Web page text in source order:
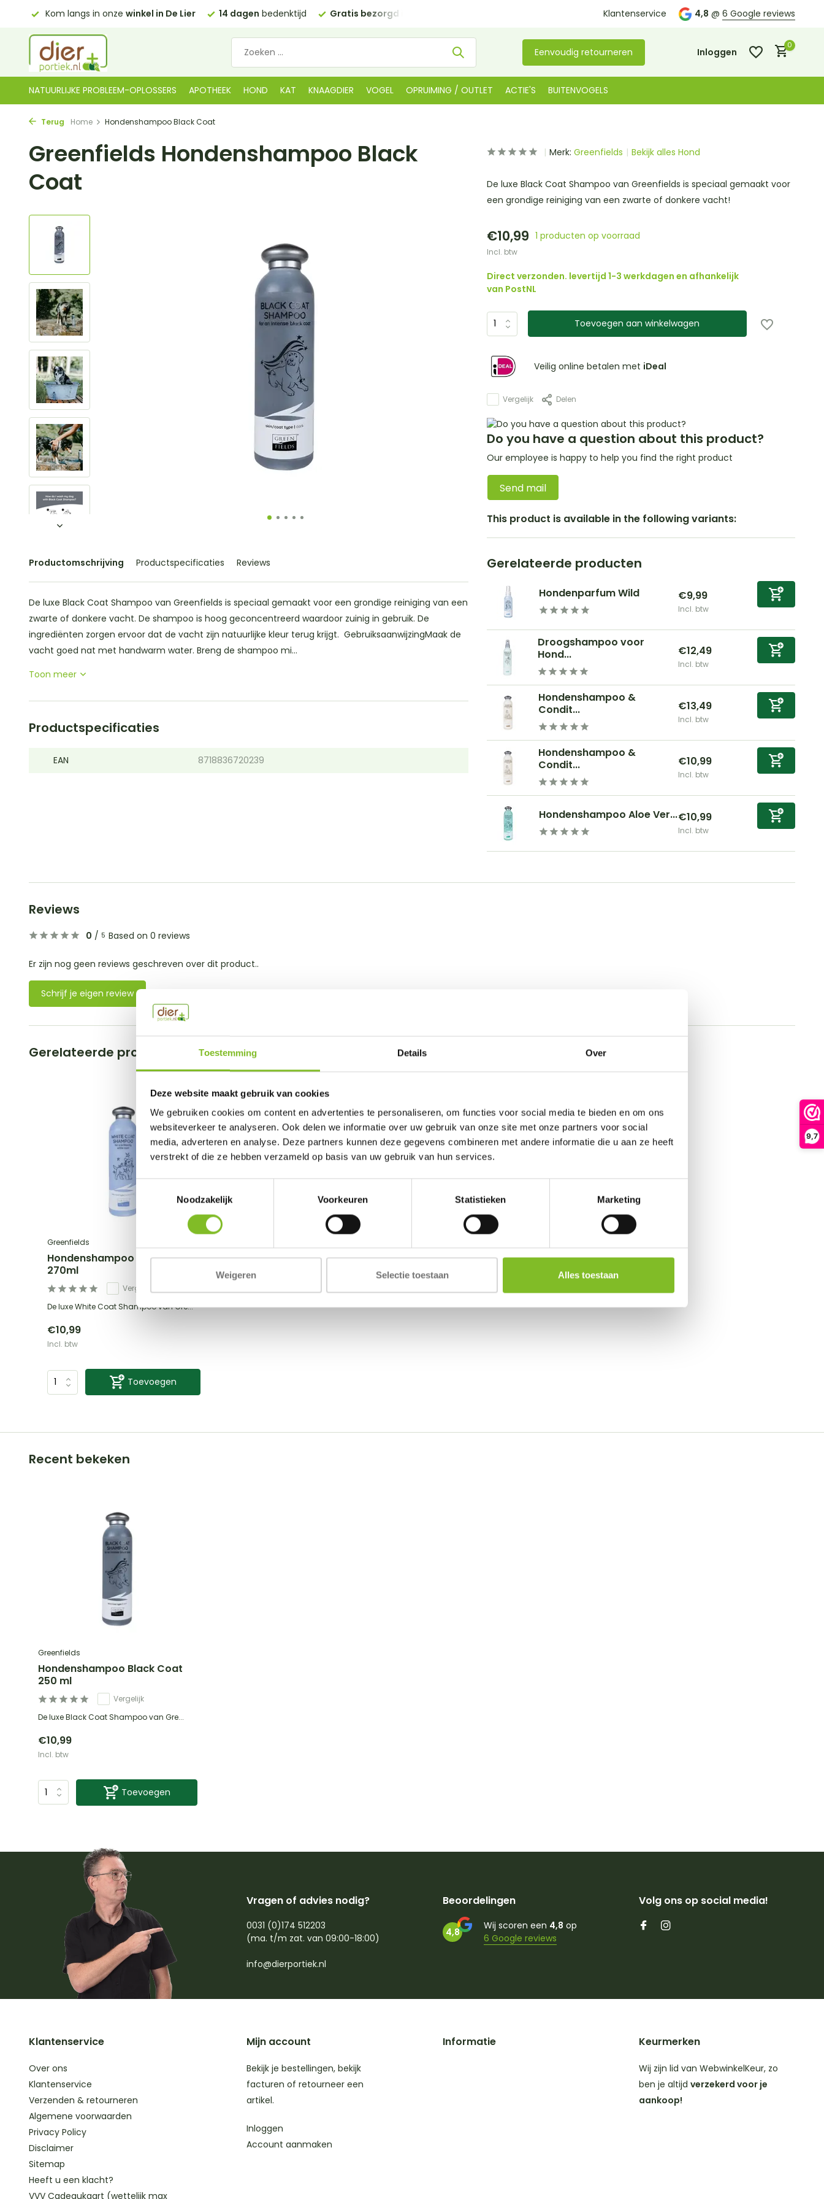
Toestemming Details Over
Deze website maakt gebruik van cookies
We gebruiken cookies om content en advertenties te personaliseren, om functies voor social media te bieden en om ons
websiteverkeer te analyseren. Ook delen we informatie over uw gebruik van onze site met onze partners voor social
media, adverteren en analyse. Deze partners kunnen deze gegevens combineren met andere informatie die u aan ze heeft
verstrekt of die ze hebben verzameld op basis van uw gebruik van hun services.
Toestemmingsselectie
Noodzakelijk
Voorkeuren Statistieken Marketing
Weigeren Selectie toestaan Alles toestaan
9,7
Kom langs in onze winkel in De Lier 14 dagen bedenktijd Gratis bezorgd in NL Kom langs in onzewinkel in De Lier
Klantenservice 4,8 @ 6 Google reviews
Eenvoudig retourneren Inloggen
0
NATUURLIJKE PROBLEEM-OPLOSSERS APOTHEEK HOND KAT KNAAGDIER VOGEL OPRUIMING / OUTLET ACTIE'S BUITENVOGELS
Terug Home Hondenshampoo Black Coat
Greenfields Hondenshampoo Black
Coat
Productomschrijving Productspecificaties Reviews
De luxe Black Coat Shampoo van Greenfields is speciaal gemaakt voor een grondige reiniging van een
zwarte of donkere vacht. De shampoo is hoog geconcentreerd waardoor zuinig in gebruik. De
ingrediënten zorgen ervoor dat de vacht zijn natuurlijke kleur terug krijgt. GebruiksaanwijzingMaak de
vacht goed nat met handwarm water. Breng de shampoo mi...
Toon meer
Productspecificaties
EAN 8718836720239
Merk: Greenfields Bekijk alles Hond
De luxe Black Coat Shampoo van Greenfields is speciaal gemaakt voor
een grondige reiniging van een zwarte of donkere vacht!
€10,99 1 producten op voorraad
Incl. btw
Direct verzonden. levertijd 1-3 werkdagen en afhankelijk
van PostNL
Toevoegen aan winkelwagen
Veilig online betalen met iDeal
Vergelijk Delen
Do you have a question about this product?
Our employee is happy to help you find the right product
Send mail
This product is available in the following variants:
Gerelateerde producten
Hondenparfum Wild €9,99
Incl. btw
Droogshampoo voor
Hond...
€12,49
Incl. btw
Hondenshampoo &
Condit...
€13,49
Incl. btw
Hondenshampoo &
Condit...
€10,99
Incl. btw
Hondenshampoo Aloe Ver...€10,99
Incl. btw
Reviews
0 / 5 Based on 0 reviews
Er zijn nog geen reviews geschreven over dit product..
Schrijf je eigen review
Gerelateerde producten
Greenfields
Hondenshampoo White Coat
270ml
Vergelijk
De luxe White Coat Shampoo van Gre...
€10,99
Incl. btw
Toevoegen
Recent bekeken
Greenfields
Hondenshampoo Black Coat
250 ml
Vergelijk
De luxe Black Coat Shampoo van Gre...
€10,99
Incl. btw
Toevoegen
Vragen of advies nodig?
0031 (0)174 512203
(ma. t/m zat. van 09:00-18:00)
info@dierportiek.nl
Beoordelingen
4,8
Wij scoren een 4,8 op
6 Google reviews
Volg ons op social media!
Klantenservice
Over ons
Klantenservice
Verzenden & retourneren
Algemene voorwaarden
Privacy Policy
Disclaimer
Sitemap
Heeft u een klacht?
VVV Cadeaukaart (wettelijk max
Mijn account
Bekijk je bestellingen, bekijk
facturen of retourneer een
artikel.
Inloggen
Account aanmaken
Informatie Keurmerken
Wij zijn lid van WebwinkelKeur, zo
ben je altijd verzekerd voor je
aankoop!